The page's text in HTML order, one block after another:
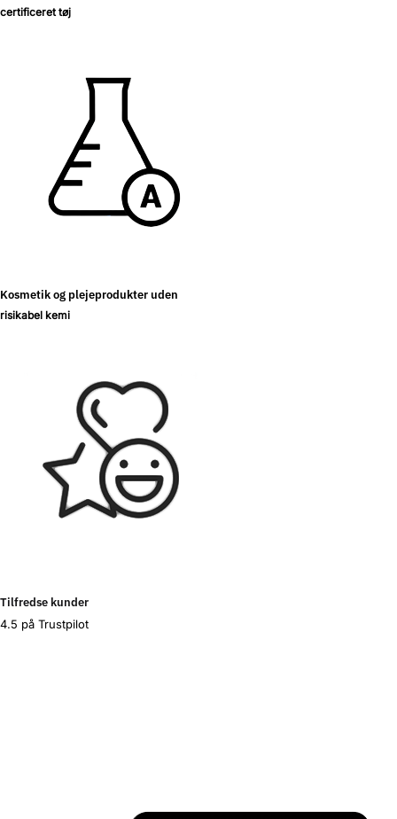
certificeret tøj
Kosmetik og plejeprodukter uden
risikabel kemi
Tilfredse kunder
4.5 på Trustpilot